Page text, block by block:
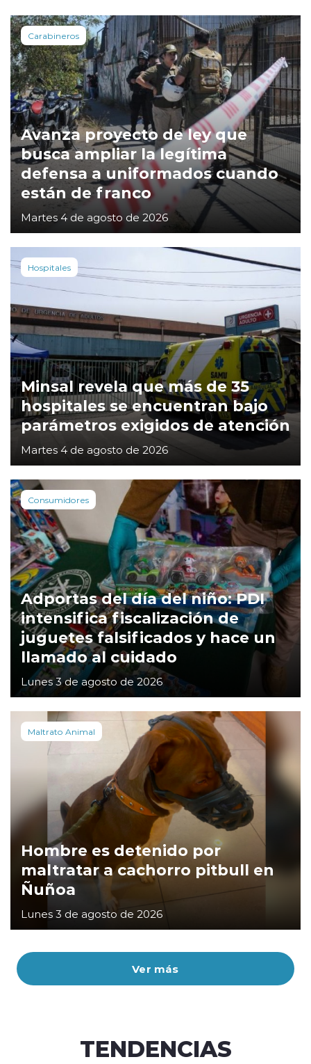
Ver más
Carabineros
Avanza proyecto de ley que
busca ampliar la legítima
defensa a uniformados cuando
están de franco
Martes 4 de agosto de 2026
Hospitales
Minsal revela que más de 35
hospitales se encuentran bajo
parámetros exigidos de atención
Martes 4 de agosto de 2026
Consumidores
Adportas del día del niño: PDI
intensifica fiscalización de
juguetes falsificados y hace un
llamado al cuidado
Lunes 3 de agosto de 2026
Maltrato Animal
Hombre es detenido por
maltratar a cachorro pitbull en
Ñuñoa
Lunes 3 de agosto de 2026
TENDENCIAS